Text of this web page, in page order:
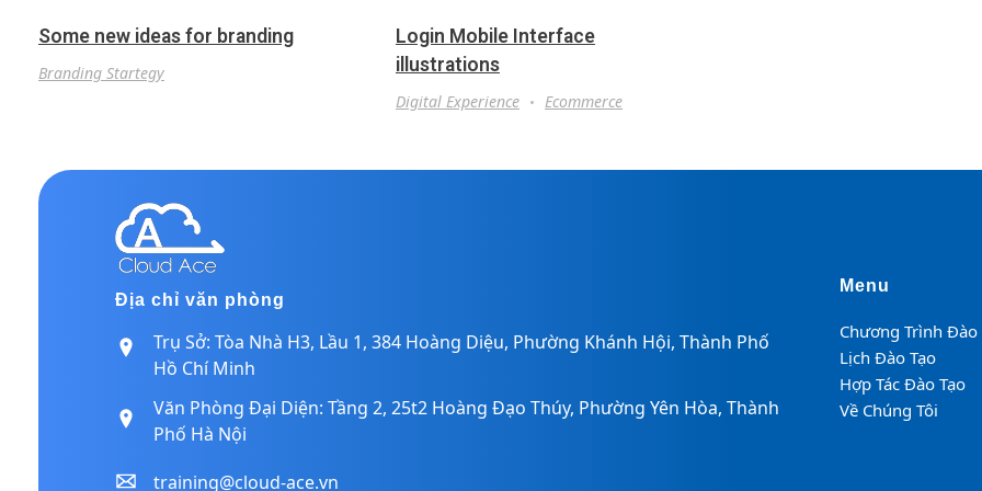
Some new ideas for branding
Branding Startegy
Login Mobile Interface
illustrations
Digital Experience Ecommerce
Địa chỉ văn phòng
Trụ Sở: Tòa Nhà H3, Lầu 1, 384 Hoàng Diệu, Phường Khánh Hội, Thành Phố
Hồ Chí Minh
Văn Phòng Đại Diện: Tầng 2, 25t2 Hoàng Đạo Thúy, Phường Yên Hòa, Thành
Phố Hà Nội
training@cloud-ace.vn
Menu
Chương Trình Đào
Lịch Đào Tạo
Hợp Tác Đào Tạo
Về Chúng Tôi